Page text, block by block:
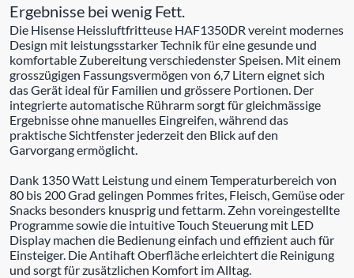
Ergebnisse bei wenig Fett.
Die Hisense Heissluftfritteuse HAF1350DR vereint modernes
Design mit leistungsstarker Technik für eine gesunde und
komfortable Zubereitung verschiedenster Speisen. Mit einem
grosszügigen Fassungsvermögen von 6,7 Litern eignet sich
das Gerät ideal für Familien und grössere Portionen. Der
integrierte automatische Rührarm sorgt für gleichmässige
Ergebnisse ohne manuelles Eingreifen, während das
praktische Sichtfenster jederzeit den Blick auf den
Garvorgang ermöglicht.
Dank 1350 Watt Leistung und einem Temperaturbereich von
80 bis 200 Grad gelingen Pommes frites, Fleisch, Gemüse oder
Snacks besonders knusprig und fettarm. Zehn voreingestellte
Programme sowie die intuitive Touch Steuerung mit LED
Display machen die Bedienung einfach und effizient auch für
Einsteiger. Die Antihaft Oberfläche erleichtert die Reinigung
und sorgt für zusätzlichen Komfort im Alltag.